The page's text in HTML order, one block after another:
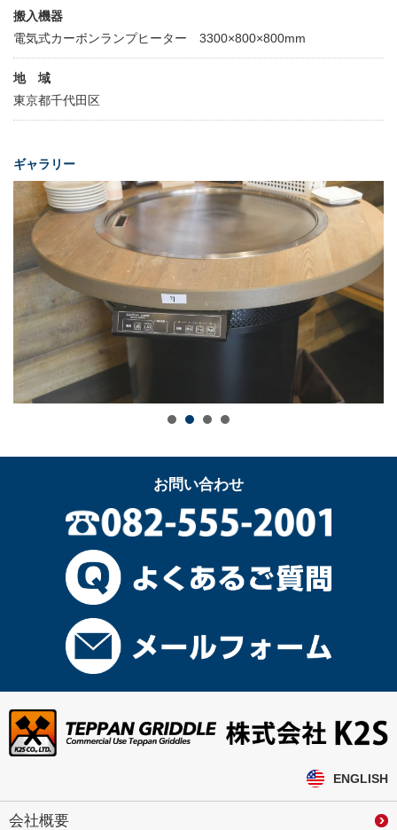
搬入機器
電気式カーボンランプヒーター 3300×800×800mm
地 域
東京都千代田区
ギャラリー
お問い合わせ
ENGLISH
会社概要